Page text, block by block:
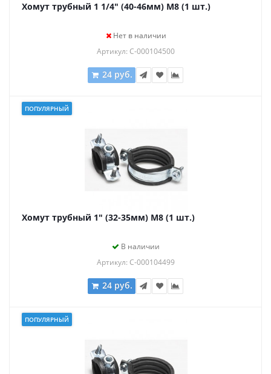
Хомут трубный 1 1/4" (40-46мм) М8 (1 шт.)
Нет в наличии
Артикул: С-000104500
24 руб.
ПОПУЛЯРНЫЙ
Хомут трубный 1" (32-35мм) М8 (1 шт.)
В наличии
Артикул: С-000104499
24 руб.
ПОПУЛЯРНЫЙ